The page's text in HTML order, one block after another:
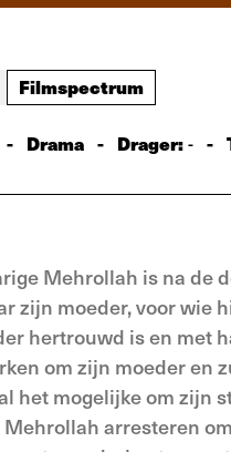
Filmspectrum
- Drama - Drager:- -
Mehrollah is na de
zijn moeder, voor wie
hertrouwd is en met
om zijn moeder en
het mogelijke om zijn
arresteren